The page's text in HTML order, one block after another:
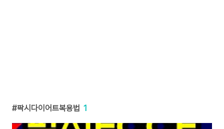
팍시다이어트복용법 1